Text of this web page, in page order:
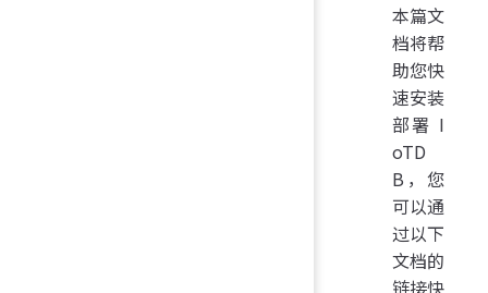
本篇文
档将帮
助您快
速安装
部署 I
oTD
B，您
可以通
过以下
文档的
链接快